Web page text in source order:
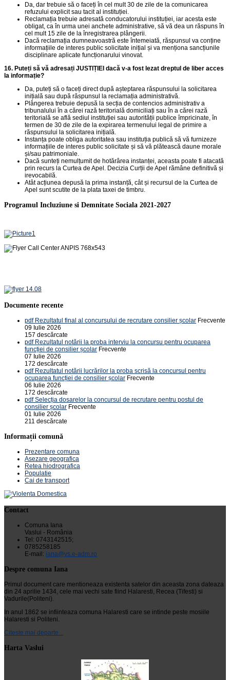
Da, dar trebuie să o faceți în cel mult 30 de zile de la comunicarea
refuzului explicit sau tacit al instituției.
Reclamația trebuie adresată conducatorului instituției, iar acesta este
obligat, ca în urma unei anchete administrative, să vă dea un răspuns în
cel mult 15 zile de la înregistrarea plângerii.
Dacă reclamația dumneavoastră este întemeiată, răspunsul va conține
informațiile de interes public solicitate inițial și va menționa sancțiunile
disciplinare aplicate funcționarului vinovat.
16. Puteți să vă adresați JUSTIȚIEI dacă v-a fost lezat dreptul de liber acces
la informație?
Da, puteți să o faceți direct după așteptarea răspunsului la solicitarea
inițială sau după răspunsul la reclamația administrativă.
Plângerea trebuie depusă la secția de contencios administrativ a
tribunalului în a cărei rază teritorială domiciliați sau în a cărei rază
teritorială se află sediul instituției sau autorității publice împricinate, în
termen de 30 de zile de la expirarea termenului legal de primire a
răspunsului la solicitarea inițială.
Instanța poate obliga autoritatea sau instituția publică să vă furnizeze
informațiile de interes public solicitate și să vă plătească daune morale
și/sau patrimoniale.
Dacă sunteți nemulțumit de hotărârea instanței, aceasta poate fi atacată
prin recurs la Curtea de Apel. Decizia Curții de Apel rămâne definitivă și
irevocabilă.
Atât acțiunea depusă la prima instanță, cât și recursul de la Curtea de
Apel sunt scutite de la plata taxei de timbru.
Programul Incluziune si Demnitate Sociala 2021-2027
Documente recente
pdf Rezultatul final al concursului de recrutare consilier școlar Frecvente
09 Iulie 2026
157 descărcate
pdf Rezultatul notării la proba interviu la concursu pentru ocuparea
funcției de consilier școlar Frecvente
07 Iulie 2026
172 descărcate
pdf Rezultatul notării lucrărilor la proba scrisă la concursul pentru
ocuparea funcției de consilier școlar Frecvente
06 Iulie 2026
172 descărcate
pdf Selecția dosarelor la concursul de recrutare pentru postul de
consilier școlar Frecvente
01 Iulie 2026
211 descărcate
Informații comună
Prezentare comuna
Asezare geografica
Retea hiodrografica
Populatie
Cai de transport
Contact
Comuna Iana
Vaslui - România
Tel: 0743142515;
0785258185
E-mail: iana@vs.e-adm.ro
Despre comuna Iana
Primul document care mentioneaza existenta satelor din aceasta zona dateaza
din 24 aprilie 1434, cele mai vechi sate fiind Halaresti, Recea (Tifesti) si
Vadurile(Politeni).
In anul 1862 se infiinteaza comuna Halaresti care se intinde peste mosiile
Halaresti si Politeni.
Citeste mai departe...
Harta Vaslui